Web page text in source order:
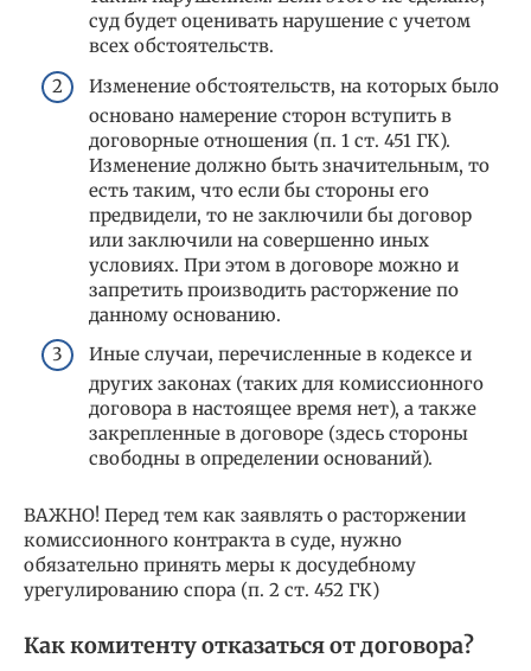
суд будет оценивать нарушение с учетом
всех обстоятельств.
Изменение обстоятельств, на которых было
основано намерение сторон вступить в
договорные отношения (п. 1 ст. 451 ГК).
Изменение должно быть значительным, то
есть таким, что если бы стороны его
предвидели, то не заключили бы договор
или заключили на совершенно иных
условиях. При этом в договоре можно и
запретить производить расторжение по
данному основанию.
Иные случаи, перечисленные в кодексе и
других законах (таких для комиссионного
договора в настоящее время нет), а также
закрепленные в договоре (здесь стороны
свободны в определении оснований).
ВАЖНО! Перед тем как заявлять о расторжении
комиссионного контракта в суде, нужно
обязательно принять меры к досудебному
урегулированию спора (п. 2 ст. 452 ГК)
Как комитенту отказаться от договора?